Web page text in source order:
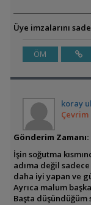
Üye imzalarını
ÖM
koray
Çevrim
Gönderim Zamanı:
İşin soğutma
adıma değil
daha iyi yapan ve
Ayrıca malum
Başta düşündüğüm